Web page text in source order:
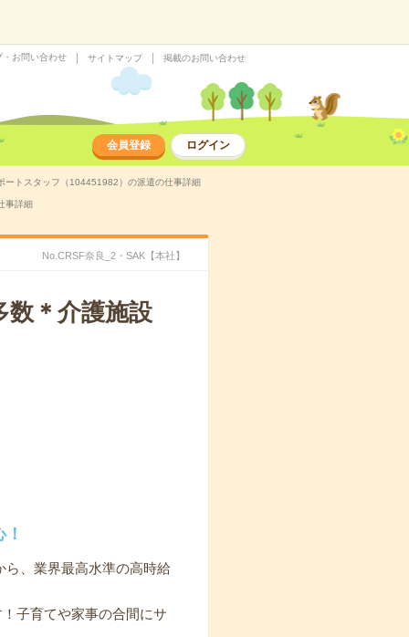
・お問い合わせ サイトマップ 掲載のお問い合わせ
会員登録 ログイン
ートスタッフ（104451982）の派遣の仕事詳細
事詳細
No.CRSF奈良_2・SAK【本社】
数＊介護施設
、業界最高水準の高時給
子育てや家事の合間にサ